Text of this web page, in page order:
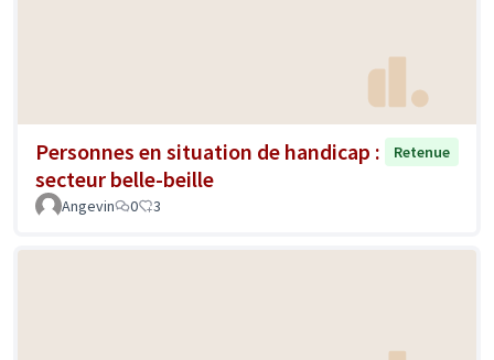
Personnes en situation de handicap :
secteur belle-beille
Retenue
Angevin 0 3